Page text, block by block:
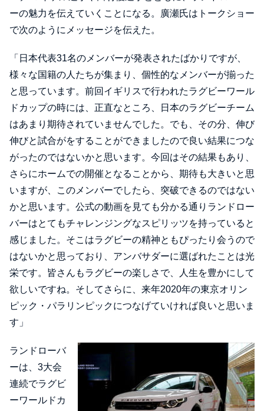
ーの魅力を伝えていくことになる。廣瀬氏はトークショー
で次のようにメッセージを伝えた。
「日本代表31名のメンバーが発表されたばかりですが、
様々な国籍の人たちが集まり、個性的なメンバーが揃った
と思っています。前回イギリスで行われたラグビーワール
ドカップの時には、正直なところ、日本のラグビーチーム
はあまり期待されていませんでした。でも、その分、伸び
伸びと試合がをすることができましたので良い結果につな
がったのではないかと思います。今回はその結果もあり、
さらにホームでの開催となることから、期待も大きいと思
いますが、このメンバーでしたら、突破できるのではない
かと思います。公式の動画を見ても分かる通りランドロー
バーはとてもチャレンジングなスピリッツを持っていると
感じました。そこはラグビーの精神ともぴったり会うので
はないかと思っており、アンバサダーに選ばれたことは光
栄です。皆さんもラグビーの楽しさで、人生を豊かにして
欲しいですね。そしてさらに、来年2020年の東京オリン
ピック・パラリンピックにつなげていければ良いと思いま
す」
ランドローバ
ーは、3大会
連続でラグビ
ーワールドカ